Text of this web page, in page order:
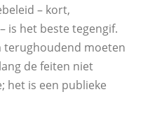
– kort,
is het beste tegengif.
terughoudend moeten
de feiten niet
het is een publieke